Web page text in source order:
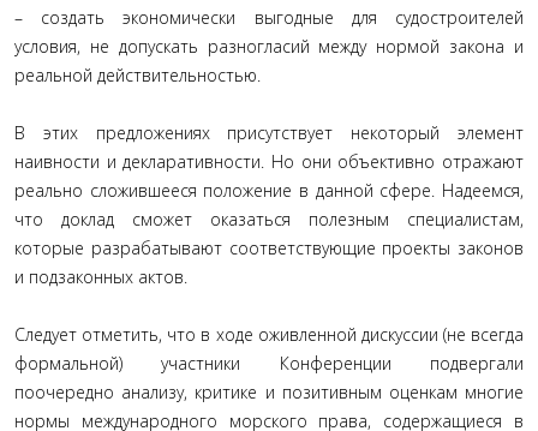
– создать экономически выгодные для судостроителей
условия, не допускать разногласий между нормой закона и
реальной действительностью.
В этих предложениях присутствует некоторый элемент
наивности и декларативности. Но они объективно отражают
реально сложившееся положение в данной сфере. Надеемся,
что доклад сможет оказаться полезным специалистам,
которые разрабатывают соответствующие проекты законов
и подзаконных актов.
Следует отметить, что в ходе оживленной дискуссии (не всегда
формальной) участники Конференции подвергали
поочередно анализу, критике и позитивным оценкам многие
нормы международного морского права, содержащиеся в